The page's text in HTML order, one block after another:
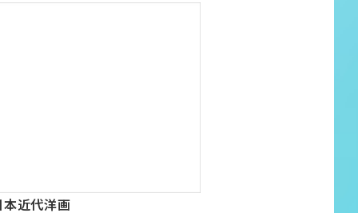
本近代洋画